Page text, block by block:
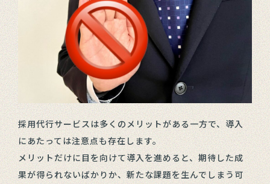
採用代行サービスは多くのメリットがある一方で、導入
にあたっては注意点も存在します。
メリットだけに目を向けて導入を進めると、期待した成
果が得られないばかりか、新たな課題を生んでしまう可